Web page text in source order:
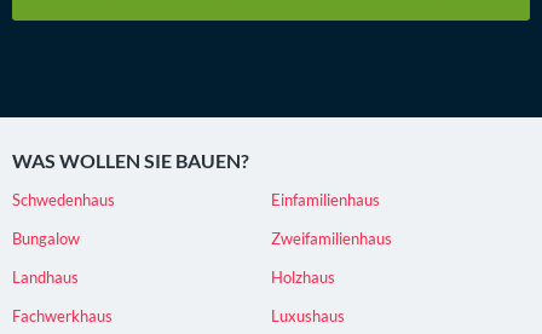
WAS WOLLEN SIE BAUEN?
Schwedenhaus
Einfamilienhaus
Bungalow
Zweifamilienhaus
Landhaus
Holzhaus
Fachwerkhaus
Luxushaus